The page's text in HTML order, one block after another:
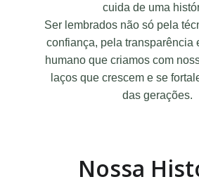
cuida de uma
Ser lembrados não só pela
confiança, pela transparência
humano que criamos com
laços que crescem e se
das gerações.
Nossa